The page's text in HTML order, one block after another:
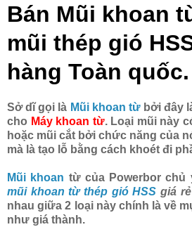
Bán Mũi khoan
mũi thép gió
hàng Toàn quốc.
Sở dĩ gọi là Mũi khoan từ bởi đây
cho Máy khoan từ. Loại mũi này
hoặc mũi cắt bởi chức năng của
mà là tạo lỗ bằng cách khoét đi
Mũi khoan từ của Powerbor chủ
mũi khoan từ thép gió HSS giá rẻ
nhau giữa 2 loại này chính là về
như giá thành.